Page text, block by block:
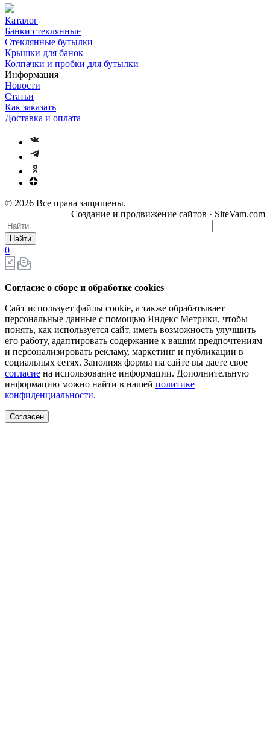
Каталог
Банки стеклянные
Стеклянные бутылки
Крышки для банок
Колпачки и пробки для бутылки
Информация
Новости
Статьи
Как заказать
Доставка и оплата
© 2026 Все права защищены.
Создание и продвижение сайтов · SiteVam.com
Найти
0
Согласие о сборе и обработке cookies
Сайт использует файлы cookie, а также обрабатывает
персональные данные с помощью Яндекс Метрики, чтобы
понять, как используется сайт, иметь возможность улучшить
его работу, адаптировать содержание к вашим предпочтениям
и персонализировать рекламу, маркетинг и публикации в
социальных сетях. Заполняя формы на сайте вы даете свое
согласие на использование информации. Дополнительную
информацию можно найти в нашей политике
конфиденциальности.
Согласен